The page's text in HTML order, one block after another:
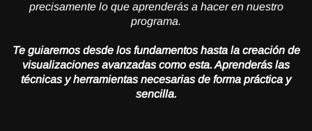
precisamente lo que aprenderás a hacer en nuestro
programa.
Te guiaremos desde los fundamentos hasta la creación de
visualizaciones avanzadas como esta. Aprenderás las
técnicas y herramientas necesarias de forma práctica y
sencilla.